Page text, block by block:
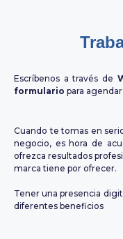
Escríbenos a través de
formulario para
Cuando te tomas en
negocio, es hora de
ofrezca resultados
marca tiene por ofrecer.
Tener una presencia
diferentes beneficios